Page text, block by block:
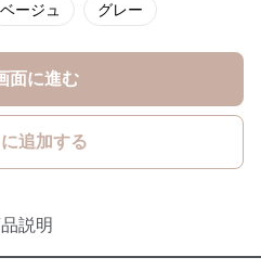
ベージュ グレー
面に進む
追加する
説明